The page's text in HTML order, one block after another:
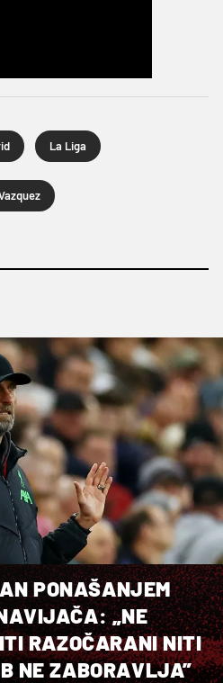
La Liga
PONAŠANJEM
„NE
RAZOČARANI NITI
NE ZABORAVLJA”